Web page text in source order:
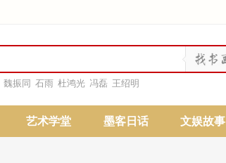
魏振同 石雨 杜鸿光 冯磊 王绍明
艺术学堂 墨客日话 文娱故事